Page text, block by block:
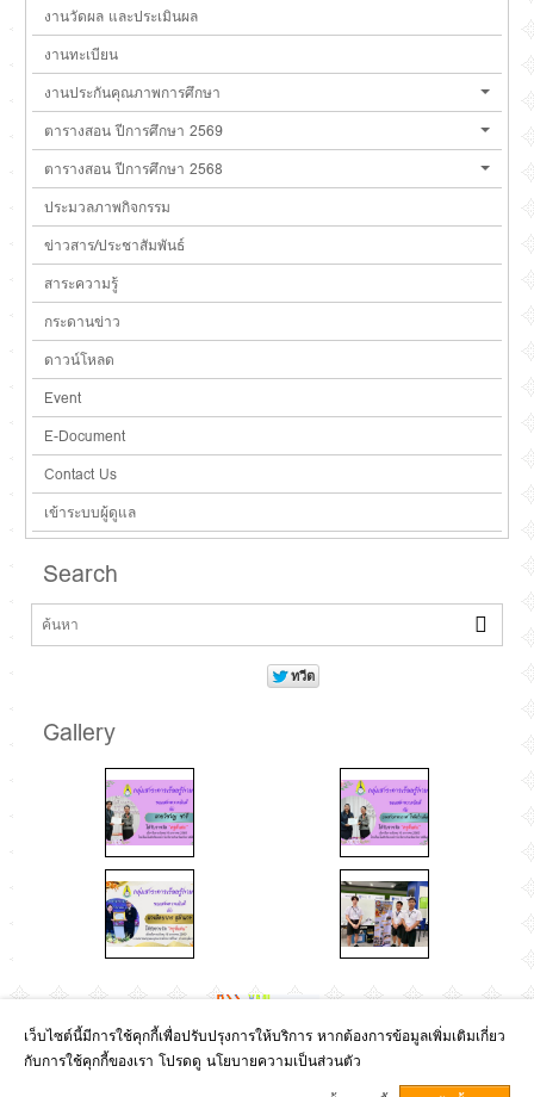
งานวัดผล และประเมินผล
งานทะเบียน
งานประกันคุณภาพการศึกษา
ตารางสอน ปีการศึกษา 2569
ตารางสอน ปีการศึกษา 2568
ประมวลภาพกิจกรรม
ข่าวสาร/ประชาสัมพันธ์
สาระความรู้
กระดานข่าว
ดาวน์โหลด
Event
E-Document
Contact Us
เข้าระบบผู้ดูแล
Search
Gallery
Copyright © 2017กลุ่มบริหารวิชาการ
เว็บไซต์นี้มีการใช้คุกกี้เพื่อปรับปรุงการให้บริการ หากต้องการข้อมูลเพิ่มเติมเกี่ยว
กับการใช้คุกกี้ของเรา โปรดดู นโยบายความเป็นส่วนตัว